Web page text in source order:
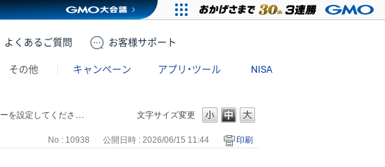
よくある ご質問 お客様サポート
その他 キャンペーン アプリ・ツール NISA
文字サイズ変更
い」と表示されます。
No : 10938 公開日時 : 2026/06/15 11:44 印刷